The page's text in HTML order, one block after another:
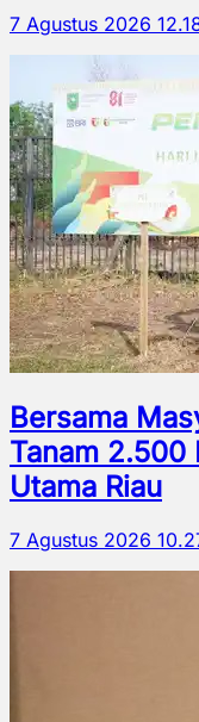
7 Agustus 2026
Bersama
Tanam 2.500
Utama Riau
7 Agustus 2026